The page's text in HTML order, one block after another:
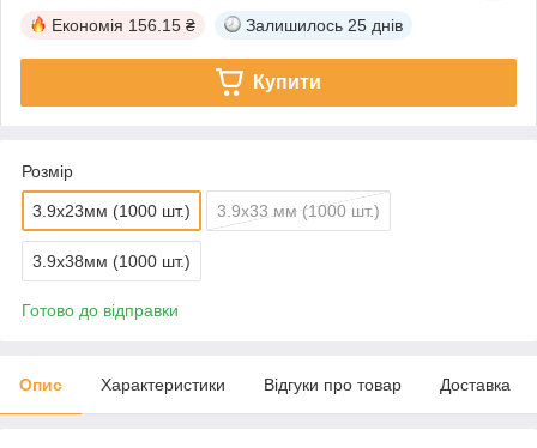
Економія 156.15 ₴ Залишилось 25 днів
Купити
Розмір
3.9x23мм (1000 шт.) 3.9x33 мм (1000 шт.)
3.9x38мм (1000 шт.)
Готово до відправки
Опис Характеристики Відгуки про товар Доставка